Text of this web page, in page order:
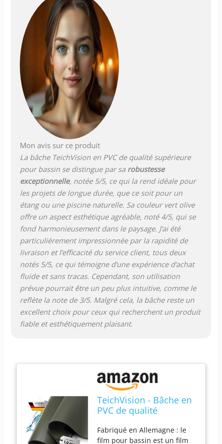
pour bassin de jardin
convainc par sa durabilité et
sa résistance aux influences
extérieures telles que les
rayons UV, les intempéries et
les substances chimiques.
(DIN 53361) Film résistant aux
UV : grâce à ses propriétés,
vous pourrez profiter
longtemps du film
d'étanchéité vert olive. Le film
épais est compatible avec les
poissons et les plantes,
sans cadmium. Polyvalent :
avec la bâche de bassin, vous
pouvez facilement installer
votre bassin. Le film flexible
et imperméable s'adapte à
différentes formes.
proposons une large gamme
de produits de qualité
supérieure pour vos projets
de jardin. Pour cela, nous
proposons des
géomembranes (bâches de
bassin), des géotextiles (toile
de bassin et toile anti-
mauvaises herbes) et
d'autres accessoires.
Mon avis sur ce produit
La bâche TeichVision en PVC de qualité supérieure
pour bassin se distingue par sa robustesse
exceptionnelle, notée 5/5, ce qui la rend idéale pour
les projets de longue durée, que ce soit pour un
étang ou une piscine naturelle. Sa couleur vert olive
offre un aspect esthétique agréable, noté 4/5, qui se
fond harmonieusement dans le paysage. J’ai été
particulièrement impressionnée par la rapidité de
livraison et l’efficacité du service client, tous deux
notés 5/5, ce qui témoigne d’une expérience d’achat
fluide et sans tracas. Cependant, son utilisation
prévue pourrait être un peu plus intuitive, comme le
reflète la note de 3/5. Malgré cela, la bâche reste un
excellent choix pour ceux qui recherchent un produit
fiable et esthétiquement plaisant.
TeichVision - Bâche en
PVC de qualité
- Vert olive - Épaisseur :
Fabriqué en Allemagne : le
film pour bassin est un film